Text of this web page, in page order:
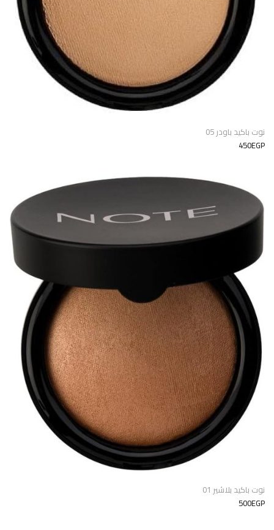
نوت باكيد باودر 05
450EGP
نوت باكيد بلاشير 01
500EGP